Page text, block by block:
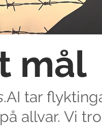
mål
.AI tar
allvar. Vi